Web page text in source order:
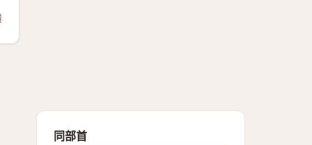
同部首